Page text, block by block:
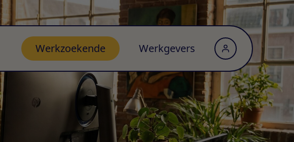
Werkzoekende Werkgevers